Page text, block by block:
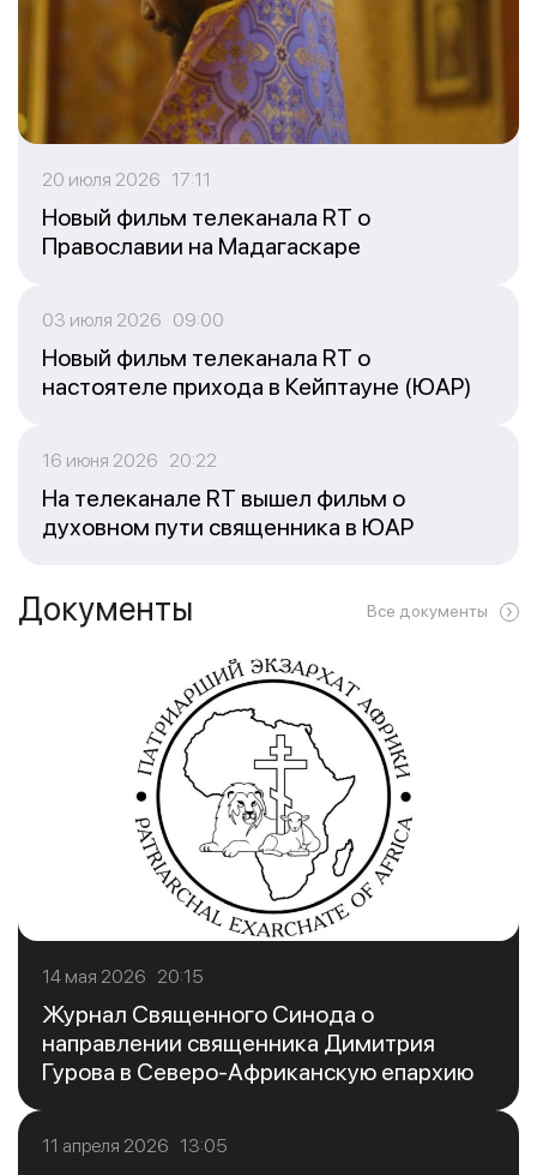
20 июля 2026 17:11
Новый фильм телеканала RT о
Православии на Мадагаскаре
03 июля 2026 09:00
Новый фильм телеканала RT о
настоятеле прихода в Кейптауне (ЮАР)
16 июня 2026 20:22
На телеканале RT вышел фильм о
духовном пути священника в ЮАР
Документы Все документы
14 мая 2026 20:15
Журнал Священного Синода о
направлении священника Димитрия
Гурова в Северо-Африканскую епархию
11 апреля 2026 13:05